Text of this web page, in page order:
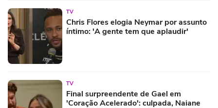
TV
Chris Flores elogia Neymar por assunto
íntimo: 'A gente tem que aplaudir'
TV
Final surpreendente de Gael em
'Coração Acelerado': culpada, Naiane